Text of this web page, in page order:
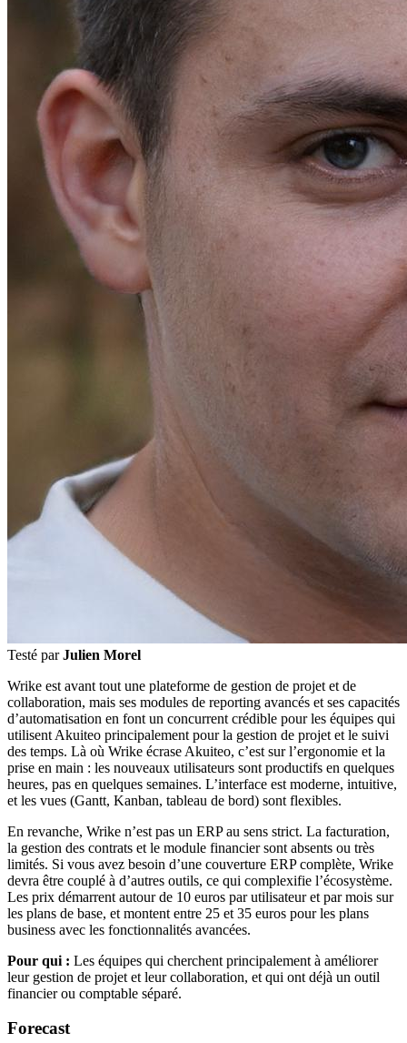
Testé parJulien Morel
Wrike est avant tout une plateforme de gestion de projet et de
collaboration, mais ses modules de reporting avancés et ses capacités
d’automatisation en font un concurrent crédible pour les équipes qui
utilisent Akuiteo principalement pour la gestion de projet et le suivi
des temps. Là où Wrike écrase Akuiteo, c’est sur l’ergonomie et la
prise en main : les nouveaux utilisateurs sont productifs en quelques
heures, pas en quelques semaines. L’interface est moderne, intuitive,
et les vues (Gantt, Kanban, tableau de bord) sont flexibles.
En revanche, Wrike n’est pas un ERP au sens strict. La facturation,
la gestion des contrats et le module financier sont absents ou très
limités. Si vous avez besoin d’une couverture ERP complète, Wrike
devra être couplé à d’autres outils, ce qui complexifie l’écosystème.
Les prix démarrent autour de 10 euros par utilisateur et par mois sur
les plans de base, et montent entre 25 et 35 euros pour les plans
business avec les fonctionnalités avancées.
Pour qui : Les équipes qui cherchent principalement à améliorer
leur gestion de projet et leur collaboration, et qui ont déjà un outil
financier ou comptable séparé.
Forecast